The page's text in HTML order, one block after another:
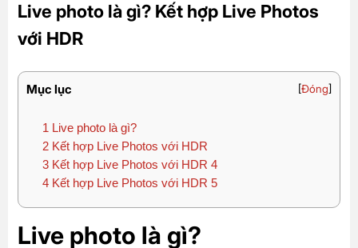
Live photo là gì? Kết hợp Live Photos
với HDR
Mục lục [Đóng]
1 Live photo là gì?
2 Kết hợp Live Photos với HDR
3 Kết hợp Live Photos với HDR 4
4 Kết hợp Live Photos với HDR 5
Live photo là gì?